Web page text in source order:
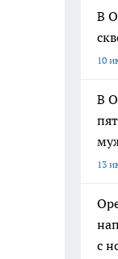
В
10
В
13
с